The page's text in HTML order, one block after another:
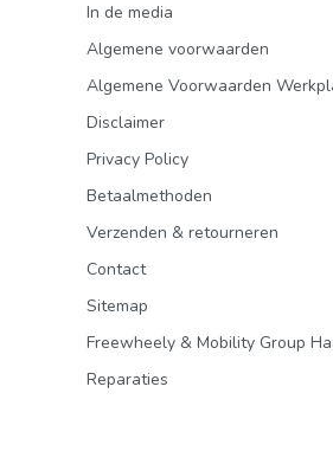
In de media
Algemene voorwaarden
Algemene Voorwaarden
Disclaimer
Privacy Policy
Betaalmethoden
Verzenden & retourneren
Contact
Sitemap
Freewheely & Mobility Group
Reparaties